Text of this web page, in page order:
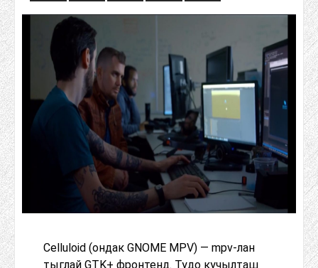
Celluloid (ондак GNOME MPV) — mpv-лан
тыглай GTK+ фронтенд. Тудо кучылташ